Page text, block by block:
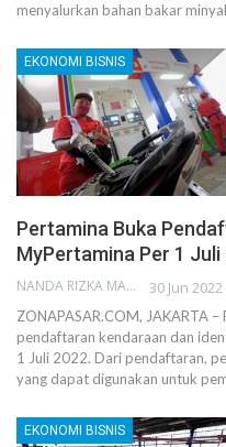
menyalurkan bahan bakar
EKONOMI BISNIS
Pertamina Buka
MyPertamina Per 1 Juli
NANDA RIZKA MAHENDRA 30 Jun 2022
ZONAPASAR.COM, JAKARTA
pendaftaran kendaraan dan
1 Juli 2022. Dari pendaftaran,
yang dapat digunakan untuk
EKONOMI BISNIS